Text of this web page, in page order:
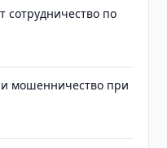
сотрудничество по
мошенничество при